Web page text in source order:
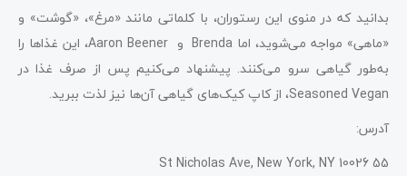
بدانید که در منوی این رستوران، با کلماتی مانند «مرغ»، «گوشت» و
«ماهی» مواجه می‌شوید، اما Brenda و Aaron Beener، این غذاها را
به‌طور گیاهی سرو می‌کنند. پیشنهاد می‌کنیم پس از صرف غذا در
Seasoned Vegan، از کاپ کیک‌های گیاهی آن‌ها نیز لذت ببرید.
آدرس:
55 St Nicholas Ave, New York, NY 10026